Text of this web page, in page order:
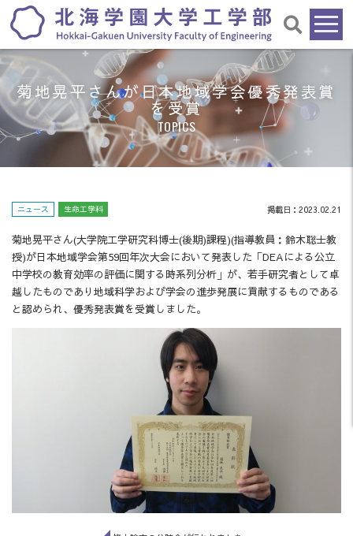
菊地晃平さんが日本地域学会優秀発表賞
を受賞
TOPICS
ニュース 生命工学科 掲載日：2023.02.21
菊地晃平さん(大学院工学研究科博士(後期)課程)(指導教員：鈴木聡士教
授)が日本地域学会第59回年次大会において発表した「DEAによる公立
中学校の教育効率の評価に関する時系列分析」が、若手研究者として卓
越したものであり地域科学および学会の進歩発展に貢献するものである
と認められ、優秀発表賞を受賞しました。